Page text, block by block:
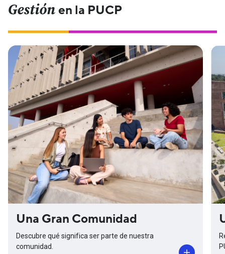
Gestiónen la PUCP
Una Gran Comunidad
Descubre qué significa ser parte de nuestra
comunidad.